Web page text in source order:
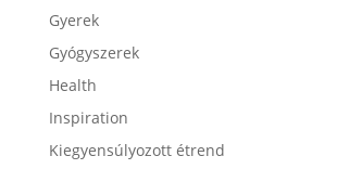
Gyerek
Gyógyszerek
Health
Inspiration
Kiegyensúlyozott étrend